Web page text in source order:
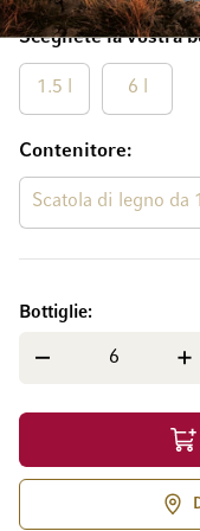
Scegliete la vostra
1.5 l 6 l
Contenitore
Scatola di legno da 1
Bottiglie